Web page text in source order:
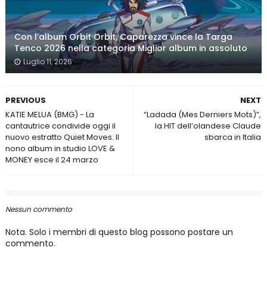
Con l’album Orbit Orbit, Caparezza vince la Targa
Tenco 2026 nella categoria Miglior album in assoluto
Luglio 11, 2026
NEXT
“Ladada (Mes Derniers Mots)”,
la HIT dell’olandese Claude
sbarca in Italia
PREVIOUS
KATIE MELUA (BMG) - La
cantautrice condivide oggi il
nuovo estratto Quiet Moves. Il
nono album in studio LOVE &
MONEY esce il 24 marzo
Nessun commento
Nota. Solo i membri di questo blog possono postare un
commento.